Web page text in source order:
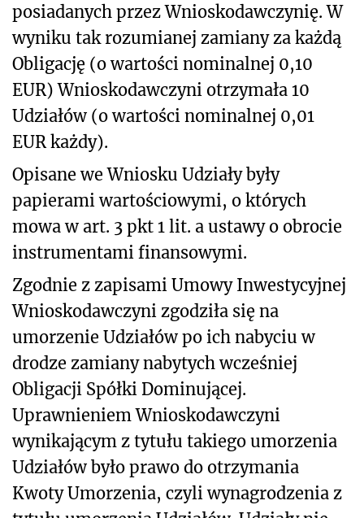
posiadanych przez Wnioskodawczynię. W
wyniku tak rozumianej zamiany za każdą
Obligację (o wartości nominalnej 0,10
EUR) Wnioskodawczyni otrzymała 10
Udziałów (o wartości nominalnej 0,01
EUR każdy).
Opisane we Wniosku Udziały były
papierami wartościowymi, o których
mowa w art. 3 pkt 1 lit. a ustawy o obrocie
instrumentami finansowymi.
Zgodnie z zapisami Umowy Inwestycyjnej
Wnioskodawczyni zgodziła się na
umorzenie Udziałów po ich nabyciu w
drodze zamiany nabytych wcześniej
Obligacji Spółki Dominującej.
Uprawnieniem Wnioskodawczyni
wynikającym z tytułu takiego umorzenia
Udziałów było prawo do otrzymania
Kwoty Umorzenia, czyli wynagrodzenia z